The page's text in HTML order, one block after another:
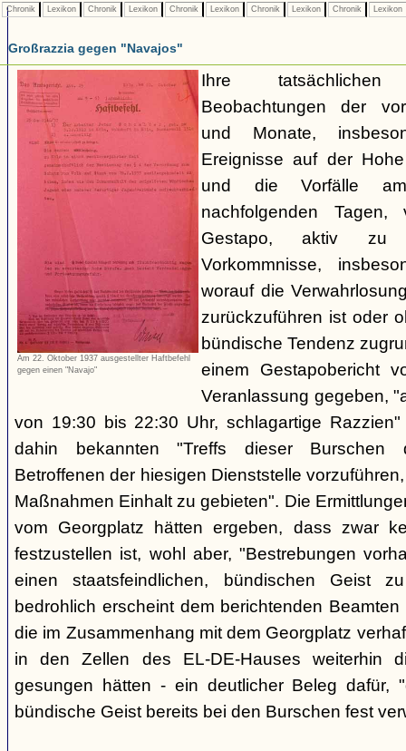
Chronik Lexikon Chronik Lexikon Chronik Lexikon Chronik Lexikon Chronik Lexikon
Großrazzia gegen "Navajos"
Am 22. Oktober 1937 ausgestellter Haftbefehl
gegen einen "Navajo"
Ihre
Beobachtungen der
und Monate,
Ereignisse auf der
und die Vorfälle
nachfolgenden
Gestapo, aktiv zu
Vorkommnisse,
worauf die
zurückzuführen ist oder
bündische Tendenz
einem Gestapobericht
Veranlassung gegeben,
von 19:30 bis 22:30 Uhr, schlagartige
dahin bekannten "Treffs dieser Burschen
Betroffenen der hiesigen Dienststelle
Maßnahmen Einhalt zu gebieten". Die
vom Georgplatz hätten ergeben, dass zwar
festzustellen ist, wohl aber, "Bestrebungen
einen staatsfeindlichen, bündischen Geist
bedrohlich erscheint dem berichtenden
die im Zusammenhang mit dem Georgplatz
in den Zellen des EL-DE-Hauses weiterhin
gesungen hätten - ein deutlicher Beleg dafür,
bündische Geist bereits bei den Burschen fest